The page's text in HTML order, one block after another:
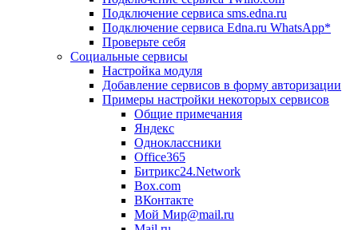
Подключение сервиса sms.edna.ru
Подключение сервиса Edna.ru WhatsApp*
Проверьте себя
Социальные сервисы
Настройка модуля
Добавление сервисов в форму авторизации
Примеры настройки некоторых сервисов
Общие примечания
Яндекс
Одноклассники
Office365
Битрикс24.Network
Box.com
ВКонтакте
Мой Мир@mail.ru